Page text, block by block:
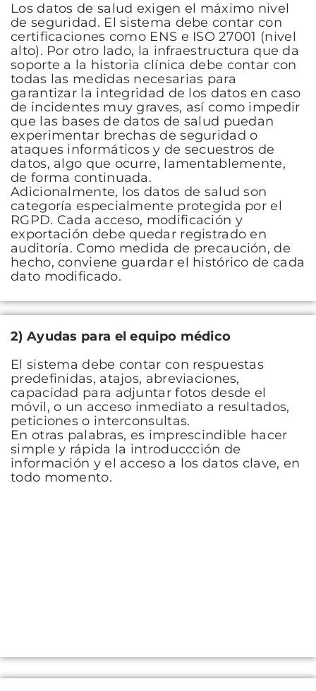
Los datos de salud exigen el máximo nivel
de seguridad. El sistema debe contar con
certificaciones como ENS e ISO 27001 (nivel
alto). Por otro lado, la infraestructura que da
soporte a la historia clínica debe contar con
todas las medidas necesarias para
garantizar la integridad de los datos en caso
de incidentes muy graves, así como impedir
que las bases de datos de salud puedan
experimentar brechas de seguridad o
ataques informáticos y de secuestros de
datos, algo que ocurre, lamentablemente,
de forma continuada.
Adicionalmente, los datos de salud son
categoría especialmente protegida por el
RGPD. Cada acceso, modificación y
exportación debe quedar registrado en
auditoría. Como medida de precaución, de
hecho, conviene guardar el histórico de cada
dato modificado.
2) Ayudas para el equipo médico
El sistema debe contar con respuestas
predefinidas, atajos, abreviaciones,
capacidad para adjuntar fotos desde el
móvil, o un acceso inmediato a resultados,
peticiones o interconsultas.
En otras palabras, es imprescindible hacer
simple y rápida la introduccción de
información y el acceso a los datos clave, en
todo momento.